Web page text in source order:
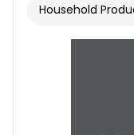
Household